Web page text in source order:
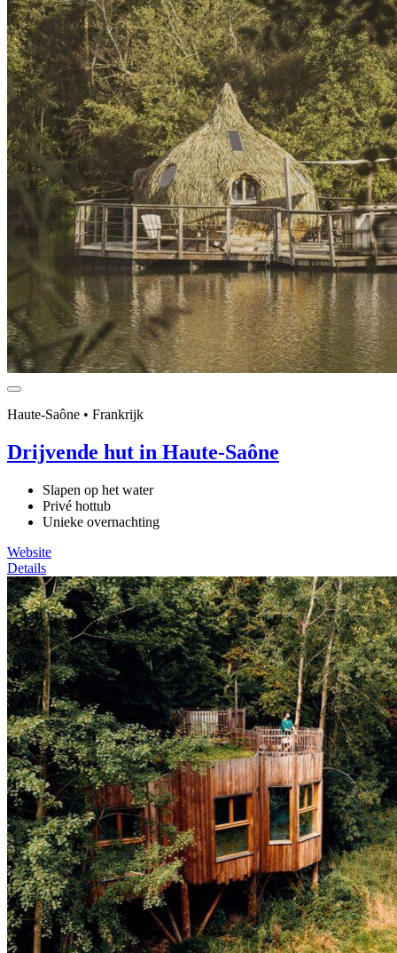
Haute-Saône • Frankrijk
Drijvende hut in Haute-Saône
Slapen op het water
Privé hottub
Unieke overnachting
Website
Details